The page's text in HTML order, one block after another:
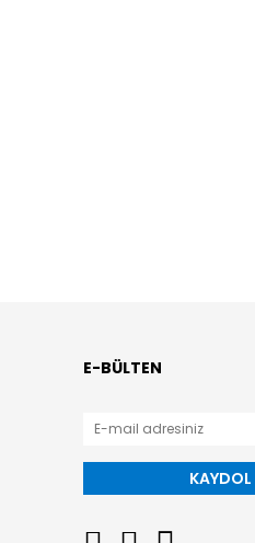
E-BÜLTEN
KAYDOL